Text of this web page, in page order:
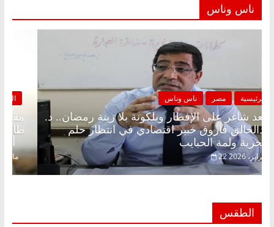
ناس وناس
الرئيسية مصر ناس وناس
مقعد شاغر على الإفطار وبلكونة بلا زينة رمضان.. د.
عبدالخالق فاروق خبير اقتصادي في انتظار حلم
الحرية ولمة الحبايب
22 فبراير، 2026
الطقس